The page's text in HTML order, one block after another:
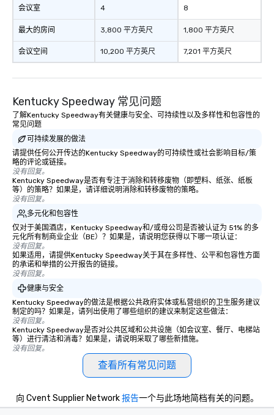
会议室
最大的房间
会议空间
4
3,800 平方英尺
10,200 平方英尺
8
1,800 平方英尺
7,201 平方英尺
Kentucky Speedway 常见问题
了解Kentucky Speedway有关健康与安全、可持续性以及多样性和包容性的
常见问题
可持续发展的做法
请提供任何公开传达的Kentucky Speedway的可持续性或社会影响目标/策
略的评论或链接。
没有回复。
Kentucky Speedway是否有专注于消除和转移废物（即塑料、纸张、纸板
等）的策略？如果是，请详细说明消除和转移废物的策略。
没有回复。
多元化和包容性
仅对于美国酒店，Kentucky Speedway和/或母公司是否被认证为 51% 的多
元化所有制商业企业（BE）？如果是，请说明您获得以下哪一项认证：
没有回复。
如果适用，请提供Kentucky Speedway关于其在多样性、公平和包容性方面
的承诺和举措的公开报告的链接。
没有回复。
健康与安全
Kentucky Speedway的做法是根据公共政府实体或私营组织的卫生服务建议
制定的吗？如果是，请列出使用了哪些组织的建议来制定这些做法：
没有回复。
Kentucky Speedway是否对公共区域和公共设施（如会议室、餐厅、电梯站
等）进行清洁和消毒？如果是，请说明采取了哪些新措施。
没有回复。
查看所有常见问题
向 Cvent Supplier Network报告一个与此场地简档有关的问题。